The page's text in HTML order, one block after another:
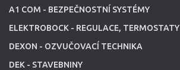
A1 COM - BEZPEČNOSTNÍ SYSTÉMY
ELEKTROBOCK - REGULACE, TERMOSTATY
DEXON - OZVUČOVACÍ TECHNIKA
DEK - STAVEBNINY